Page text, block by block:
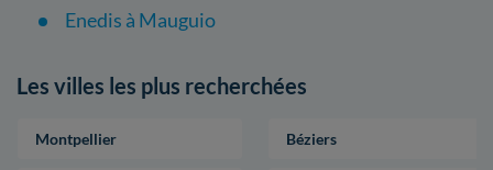
Enedis à Mauguio
Les villes les plus recherchées
Montpellier Béziers